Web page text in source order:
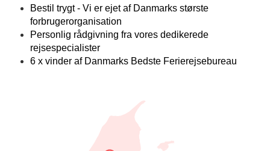
Bestil trygt - Vi er ejet af Danmarks største
forbrugerorganisation
Personlig rådgivning fra vores dedikerede
rejsespecialister
6 x vinder af Danmarks Bedste Ferierejsebureau